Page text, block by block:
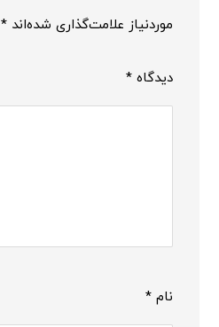
موردنیاز علامت‌گذاری شده‌اند*
دیدگاه*
نام*